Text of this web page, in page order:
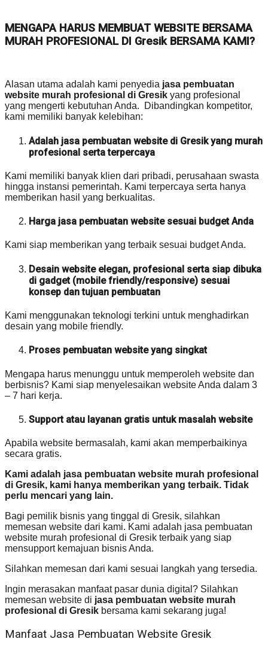
MENGAPA HARUS MEMBUAT WEBSITE BERSAMA
MURAH PROFESIONAL DI Gresik BERSAMA KAMI?
Alasan utama adalah kami penyedia jasa pembuatan
website murah profesional di Gresik yang profesional
yang mengerti kebutuhan Anda. Dibandingkan kompetitor,
kami memiliki banyak kelebihan:
Adalah jasa pembuatan website di Gresik yang murah
profesional serta terpercaya
Kami memiliki banyak klien dari pribadi, perusahaan swasta
hingga instansi pemerintah. Kami terpercaya serta hanya
memberikan hasil yang berkualitas.
Harga jasa pembuatan website sesuai budget Anda
Kami siap memberikan yang terbaik sesuai budget Anda.
Desain website elegan, profesional serta siap dibuka
di gadget (mobile friendly/responsive) sesuai
konsep dan tujuan pembuatan
Kami menggunakan teknologi terkini untuk menghadirkan
desain yang mobile friendly.
Proses pembuatan website yang singkat
Mengapa harus menunggu untuk memperoleh website dan
berbisnis? Kami siap menyelesaikan website Anda dalam 3
– 7 hari kerja.
Support atau layanan gratis untuk masalah website
Apabila website bermasalah, kami akan memperbaikinya
secara gratis.
Kami adalah jasa pembuatan website murah profesional
di Gresik, kami hanya memberikan yang terbaik. Tidak
perlu mencari yang lain.
Bagi pemilik bisnis yang tinggal di Gresik, silahkan
memesan website dari kami. Kami adalah jasa pembuatan
website murah profesional di Gresik terbaik yang siap
mensupport kemajuan bisnis Anda.
Silahkan memesan dari kami sesuai langkah yang tersedia.
Ingin merasakan manfaat pasar dunia digital? Silahkan
memesan website di jasa pembuatan website murah
profesional di Gresik bersama kami sekarang juga!
Manfaat Jasa Pembuatan Website Gresik